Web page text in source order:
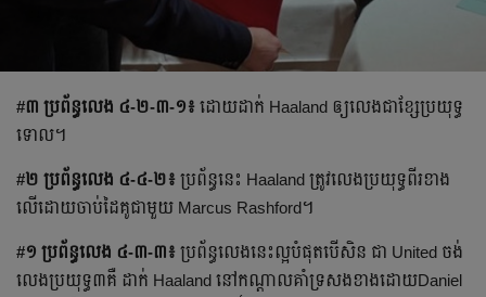
#៣ ប្រព័ន្ធ​លេង​ ៤-២-៣-១៖ ដោយ​ដាក់​ Haaland ឲ្យ​លេង​ជា​ខ្សែ​ប្រយុទ្ធ​
ទោល​។
#២ ប្រព័ន្ធ​លេង​ ៤-៤-២៖ ប្រព័ន្ធ​នេះ​ Haaland ត្រូវ​លេង​ប្រយុទ្ធ​ពីរ​ខាង​
លើ​ដោយ​ចាប់​ដៃ​គូ​ជាមួយ​ Marcus Rashford។​
#១ ប្រព័ន្ធ​លេង​ ៤-៣-៣៖ ប្រព័ន្ធ​លេង​នេះ​ល្អ​បំផុត​បើ​សិន ជា​ United ចង់​
លេង​ប្រយុទ្ធ​៣​គឺ ដាក់​ Haaland នៅ​កណ្ដាល​គាំទ្រ​សង​ខាង​ដោយDaniel